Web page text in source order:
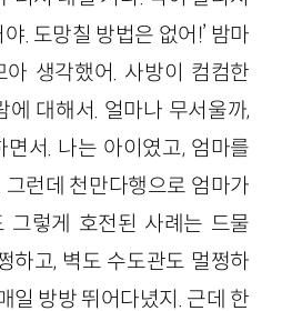
. 도망칠 방법은 없어!’ 밤마
생각했어. 사방이 컴컴한
에 대해서. 얼마나 무서울까,
면서. 나는 아이였고, 엄마를
런데 천만다행으로 엄마가
그렇게 호전된 사례는 드물
하고, 벽도 수도관도 멀쩡하
일 방방 뛰어다녔지. 근데 한